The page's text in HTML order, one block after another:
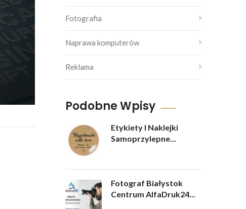
Fotografia
Naprawa komputerów
Reklama
Podobne Wpisy
Etykiety I Naklejki
Samoprzylepne...
Fotograf Białystok
Centrum AlfaDruk24...